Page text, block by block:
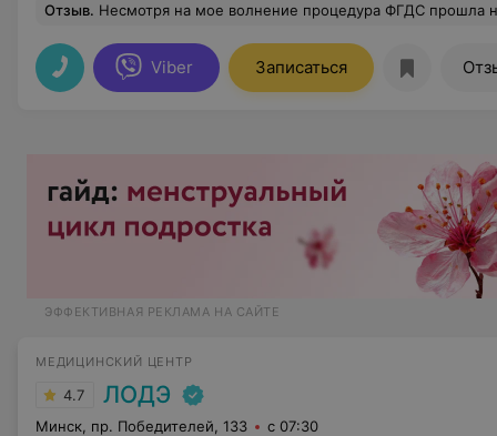
Отзыв. Несмотря на мое волнение процедура ФГДС прошла на редкость легко, врач говорил как себя вести во время
Viber Записаться
ЭФФЕКТИВНАЯ РЕКЛАМА НА САЙТЕ
МЕДИЦИНСКИЙ ЦЕНТР
4.7 ЛОДЭ
Минск, пр. Победителей, 133 с 07:30